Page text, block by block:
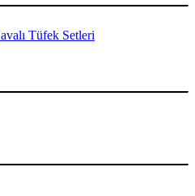
Tüfek Setleri